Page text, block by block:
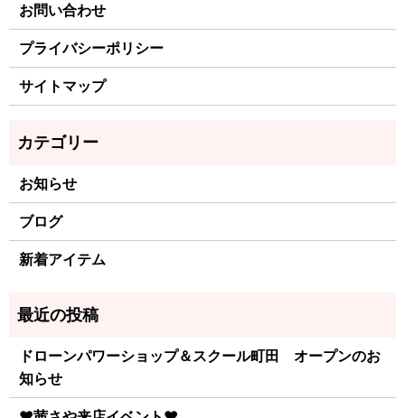
お問い合わせ
プライバシーポリシー
サイトマップ
お知らせ
ブログ
新着アイテム
ドローンパワーショップ＆スクール町田 オープンのお
知らせ